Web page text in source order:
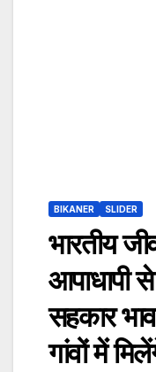
BIKANER SLIDER
भारतीय
आपाधापी
सहकार
गांवों में